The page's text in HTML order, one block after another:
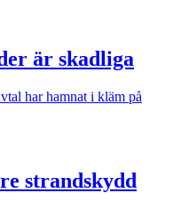
är skadliga
har hamnat i kläm på
strandskydd